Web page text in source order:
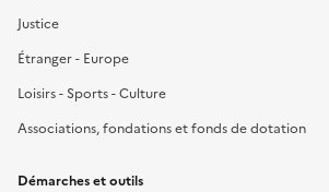
Justice
Étranger - Europe
Loisirs - Sports - Culture
Associations, fondations et fonds de dotation
Démarches et outils